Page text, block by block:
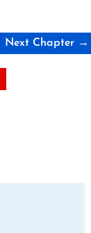
Next Chapter →